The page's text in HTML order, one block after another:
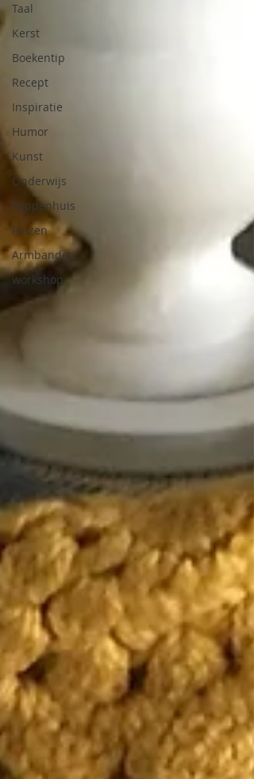
Taal
Kerst
Boekentip
Recept
Inspiratie
Humor
Kunst
Onderwijs
Poppenhuis
Reizen
Armbanden
workshop